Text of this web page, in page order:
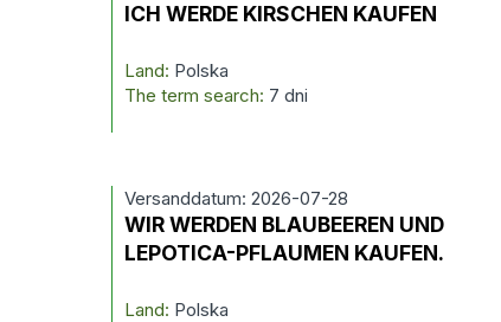
ICH WERDE KIRSCHEN KAUFEN
Land: Polska
The term search: 7 dni
Versanddatum: 2026-07-28
WIR WERDEN BLAUBEEREN UND
LEPOTICA-PFLAUMEN KAUFEN.
Land: Polska